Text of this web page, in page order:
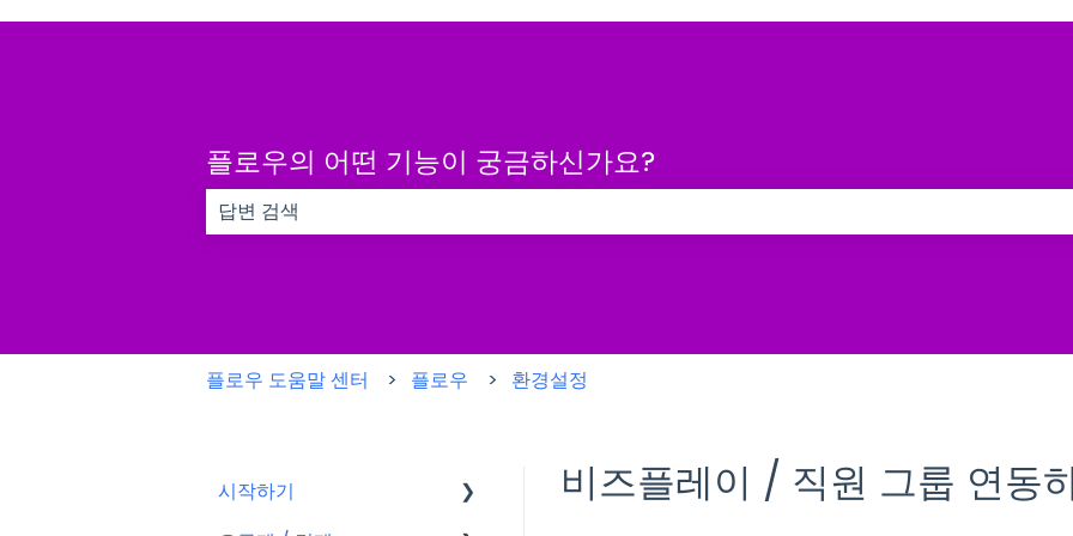
플로우의 어떤 기능이 궁금하신가요?
플로우 도움말 센터 플로우 환경설정
비즈플레이 / 직원 그룹 연동
시작하기